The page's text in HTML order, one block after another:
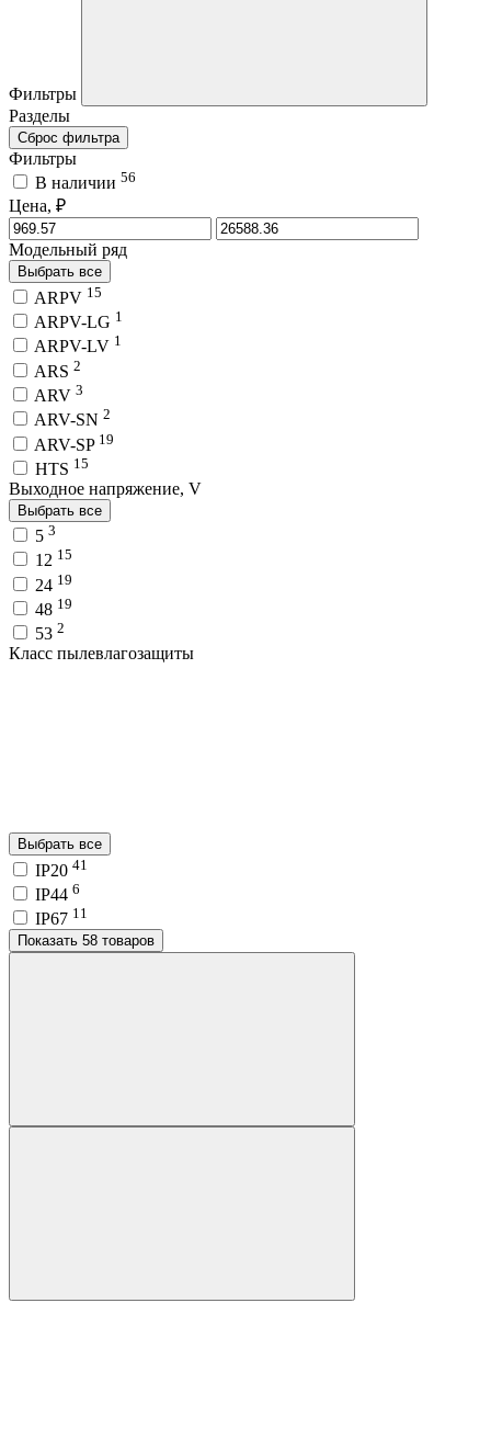
Фильтры
Разделы
Сброс фильтра
Фильтры
В наличии 56
Цена, ₽
Модельный ряд
Выбрать все
ARPV 15
ARPV-LG 1
ARPV-LV 1
ARS 2
ARV 3
ARV-SN 2
ARV-SP 19
HTS 15
Выходное напряжение, V
Выбрать все
5 3
12 15
24 19
48 19
53 2
Класс пылевлагозащиты
Выбрать все
IP20 41
IP44 6
IP67 11
Показать 58 товаров